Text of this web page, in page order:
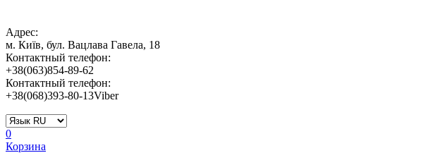
Адрес:
м. Київ, бул. Вацлава Гавела, 18
Контактный телефон:
+38(063)854-89-62
Контактный телефон:
+38(068)393-80-13Viber
0
Корзина